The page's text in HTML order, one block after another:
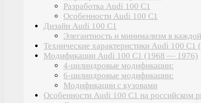
Разработка Audi 100 C1
Особенности Audi 100 C1
Дизайн Audi 100 С1
Элегантность и минимализм в
Технические характеристики Audi 100
Модификации Audi 100 C1 (1968 — 1976)
4-цилиндровые модификации:
6-цилиндровые модификации:
Модификации с кузовами
Особенности Audi 100 C1 на российском